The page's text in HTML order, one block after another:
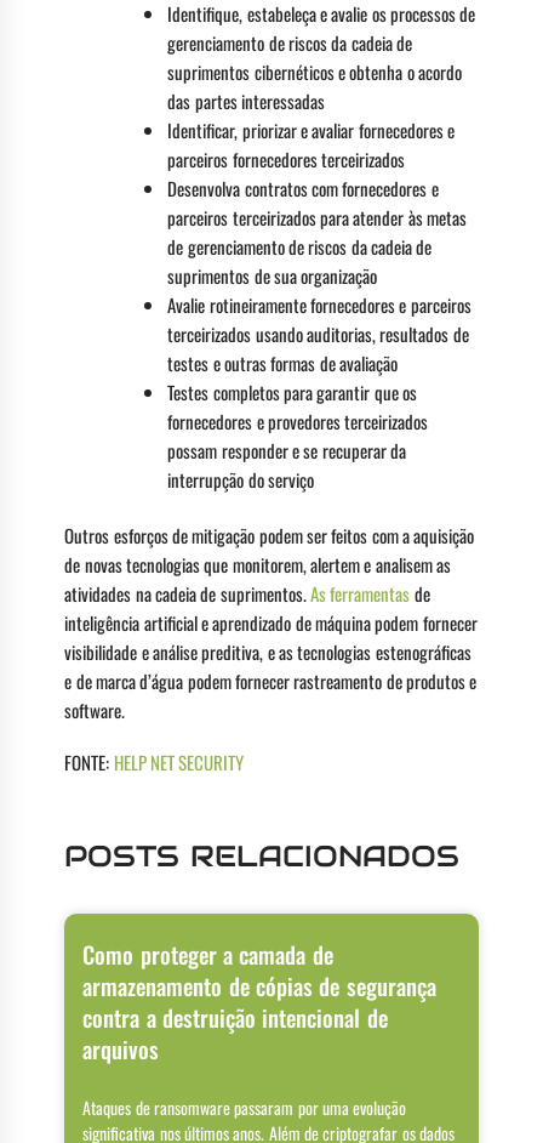
Identifique, estabeleça e avalie os processos de
gerenciamento de riscos da cadeia de
suprimentos cibernéticos e obtenha o acordo
das partes interessadas
Identificar, priorizar e avaliar fornecedores e
parceiros fornecedores terceirizados
Desenvolva contratos com fornecedores e
parceiros terceirizados para atender às metas
de gerenciamento de riscos da cadeia de
suprimentos de sua organização
Avalie rotineiramente fornecedores e parceiros
terceirizados usando auditorias, resultados de
testes e outras formas de avaliação
Testes completos para garantir que os
fornecedores e provedores terceirizados
possam responder e se recuperar da
interrupção do serviço
Outros esforços de mitigação podem ser feitos com a aquisição
de novas tecnologias que monitorem, alertem e analisem as
atividades na cadeia de suprimentos.As ferramentasde
inteligência artificial e aprendizado de máquina podem fornecer
visibilidade e análise preditiva, e as tecnologias estenográficas
e de marca d’água podem fornecer rastreamento de produtos e
software.
FONTE: HELP NET SECURITY
POSTS RELACIONADOS
Como proteger a camada de
armazenamento de cópias de segurança
contra a destruição intencional de
arquivos
Ataques de ransomware passaram por uma evolução
significativa nos últimos anos. Além de criptografar os dados